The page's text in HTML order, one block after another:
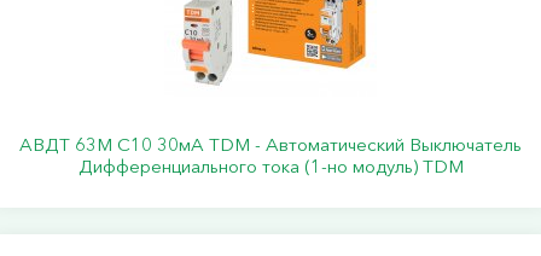
АВДТ 63М C10 30мА TDM - Автоматический Выключатель
Дифференциального тока (1-но модуль) ТDM